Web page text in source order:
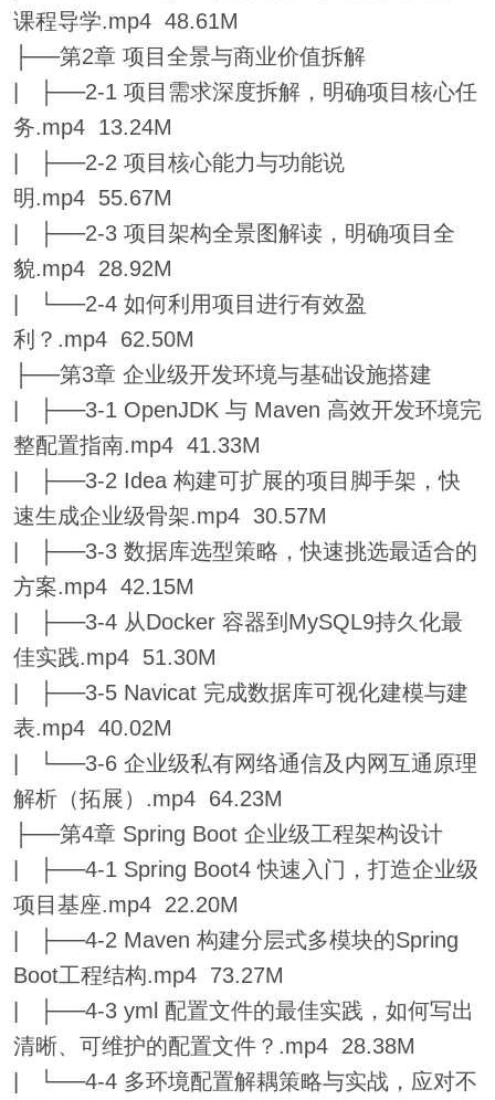
课程导学.mp4 48.61M
├──第2章 项目全景与商业价值拆解
| ├──2-1 项目需求深度拆解，明确项目核心任
务.mp4 13.24M
| ├──2-2 项目核心能力与功能说
明.mp4 55.67M
| ├──2-3 项目架构全景图解读，明确项目全
貌.mp4 28.92M
| └──2-4 如何利用项目进行有效盈
利？.mp4 62.50M
├──第3章 企业级开发环境与基础设施搭建
| ├──3-1 OpenJDK 与 Maven 高效开发环境完
整配置指南.mp4 41.33M
| ├──3-2 Idea 构建可扩展的项目脚手架，快
速生成企业级骨架.mp4 30.57M
| ├──3-3 数据库选型策略，快速挑选最适合的
方案.mp4 42.15M
| ├──3-4 从Docker 容器到MySQL9持久化最
佳实践.mp4 51.30M
| ├──3-5 Navicat 完成数据库可视化建模与建
表.mp4 40.02M
| └──3-6 企业级私有网络通信及内网互通原理
解析（拓展）.mp4 64.23M
├──第4章 Spring Boot 企业级工程架构设计
| ├──4-1 Spring Boot4 快速入门，打造企业级
项目基座.mp4 22.20M
| ├──4-2 Maven 构建分层式多模块的Spring
Boot工程结构.mp4 73.27M
| ├──4-3 yml 配置文件的最佳实践，如何写出
清晰、可维护的配置文件？.mp4 28.38M
| └──4-4 多环境配置解耦策略与实战，应对不